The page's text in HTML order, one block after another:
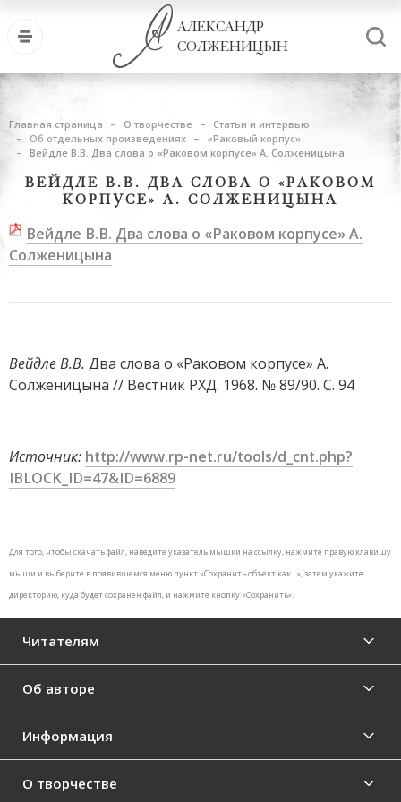
АЛЕКСАНДР
СОЛЖЕНИЦЫН
Главная страница О творчестве
Статьи и интервью
Об отдельных произведениях
«Раковый корпус»
Вейдле В.В. Два слова о «Раковом корпусе» А. Солженицына
ВЕЙДЛЕ В.В. ДВА СЛОВА О «РАКОВОМ
КОРПУСЕ» А. СОЛЖЕНИЦЫНА
Вейдле В.В. Два слова о «Раковом корпусе» А.
Солженицына
Вейдле В.В. Два слова о «Раковом корпусе» А.
Солженицына // Вестник РХД. 1968. № 89/90. С. 94
Источник: http://www.rp-net.ru/tools/d_cnt.php?
IBLOCK_ID=47&ID=6889
Для того, чтобы скачать файл, наведите указатель мышки на ссылку, нажмите правую клавишу
мыши и выберите в появившемся меню пункт «Сохранить объект как…», затем укажите
директорию, куда будет сохранен файл, и нажмите кнопку «Сохранить».
Читателям
Об авторе
Информация
О творчестве